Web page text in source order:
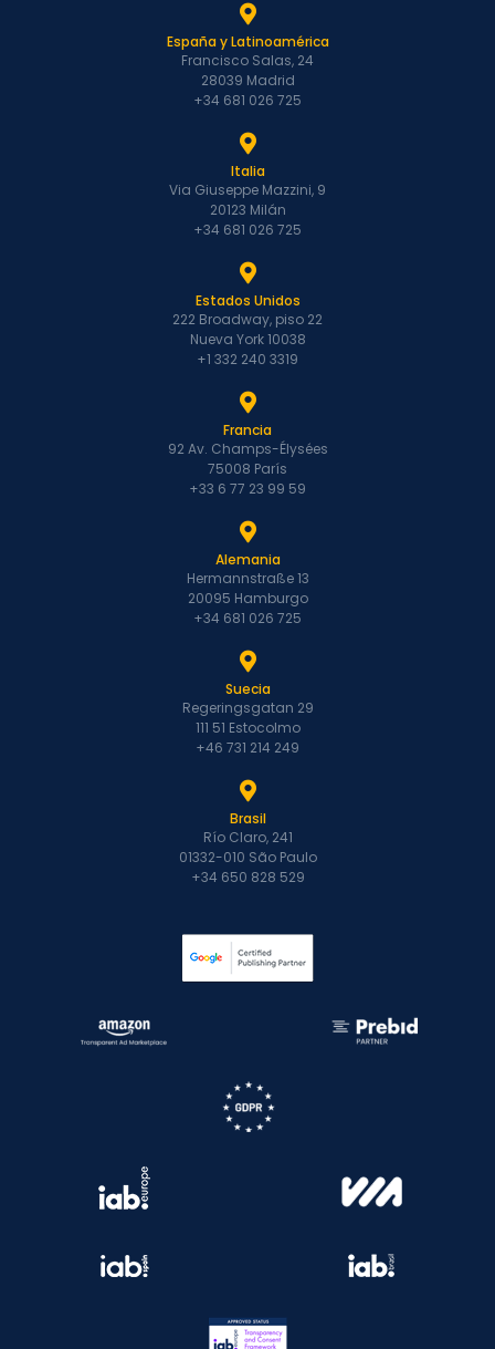
España y Latinoamérica
Francisco Salas, 24
28039 Madrid
+34 681 026 725
Italia
Via Giuseppe Mazzini, 9
20123 Milán
+34 681 026 725
Estados Unidos
222 Broadway, piso 22
Nueva York 10038
+1 332 240 3319
Francia
92 Av. Champs-Élysées
75008 París
+33 6 77 23 99 59
Alemania
Hermannstraße 13
20095 Hamburgo
+34 681 026 725
Suecia
Regeringsgatan 29
111 51 Estocolmo
+46 731 214 249
Brasil
Río Claro, 241
01332-010 São Paulo
+34 650 828 529